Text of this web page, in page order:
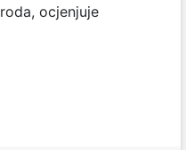
ocjenjuje